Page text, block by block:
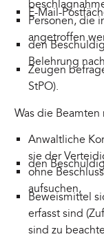
E-Mail-
Personen, die
angetroffen
den
Belehrung
Zeugen
StPO).
Was die
Anwaltliche
sie der
den
ohne
aufsuchen,
Beweismittel
erfasst sind
sind zu